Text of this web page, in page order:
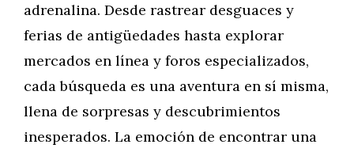
adrenalina. Desde rastrear desguaces y
ferias de antigüedades hasta explorar
mercados en línea y foros especializados,
cada búsqueda es una aventura en sí misma,
llena de sorpresas y descubrimientos
inesperados. La emoción de encontrar una